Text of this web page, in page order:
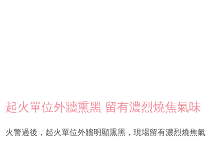
起火單位外牆熏黑 留有濃烈燒焦氣味
火警過後，起火單位外牆明顯熏黑，現場留有濃烈燒焦氣